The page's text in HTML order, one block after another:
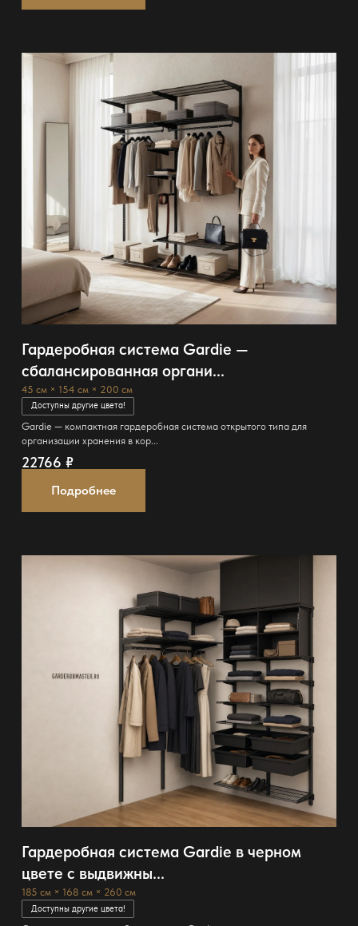
Гардеробная система Gardie —
сбалансированная органи...
45 см × 154 см × 200 см
Доступны другие цвета!
Gardie — компактная гардеробная система открытого типа для
организации хранения в кор...
22766 ₽
Подробнее
Гардеробная система Gardie в черном
цвете с выдвижны...
185 см × 168 см × 260 см
Доступны другие цвета!